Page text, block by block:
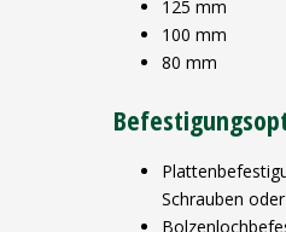
125 mm
100 mm
80 mm
Schrauben